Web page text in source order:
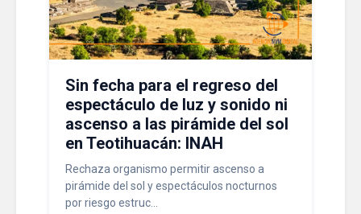
Sin fecha para el regreso del
espectáculo de luz y sonido ni
ascenso a las pirámide del sol
en Teotihuacán: INAH
Rechaza organismo permitir ascenso a
pirámide del sol y espectáculos nocturnos
por riesgo estruc...